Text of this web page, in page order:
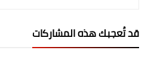
قد تُعجبك هذه المشاركات